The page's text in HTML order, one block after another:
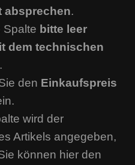
absprechen.
Spalte bitte leer
dem technischen
.
den Einkaufspreis
wird der
Artikels angegeben,
können hier den